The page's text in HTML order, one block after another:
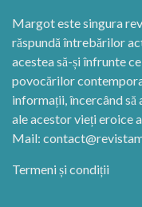
Margot este singura
răspundă întrebărilor
acestea să-și înfrunte
povocărilor
informații, încercând
ale acestor vieți eroice
Mail:
Termeni și condiții